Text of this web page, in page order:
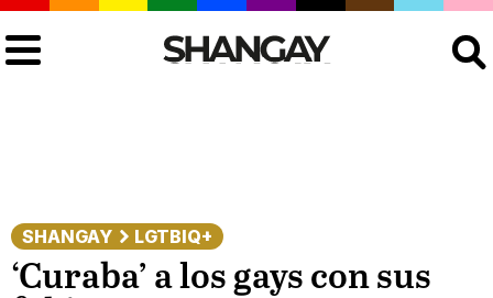
SHANGAY LGTBIQ+
‘Curaba’ a los gays con sus